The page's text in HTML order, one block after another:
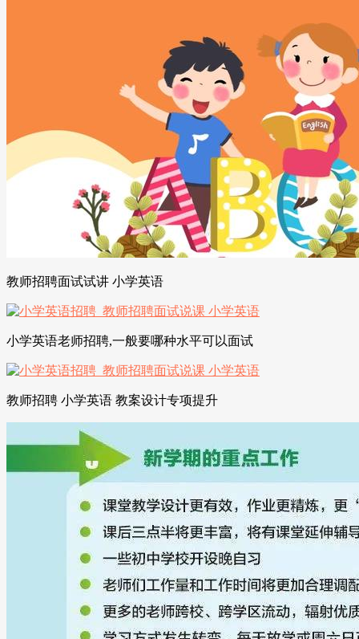
教师招聘面试试讲 小学英语
小学英语老师招聘,一般要哪种水平可以面试
教师招聘 小学英语 教案设计专项提升